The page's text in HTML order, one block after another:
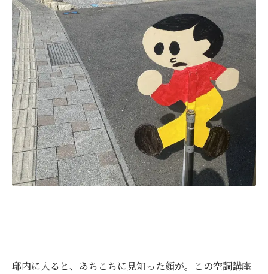
邸内に入ると、あちこちに見知った顔が。この空調講座